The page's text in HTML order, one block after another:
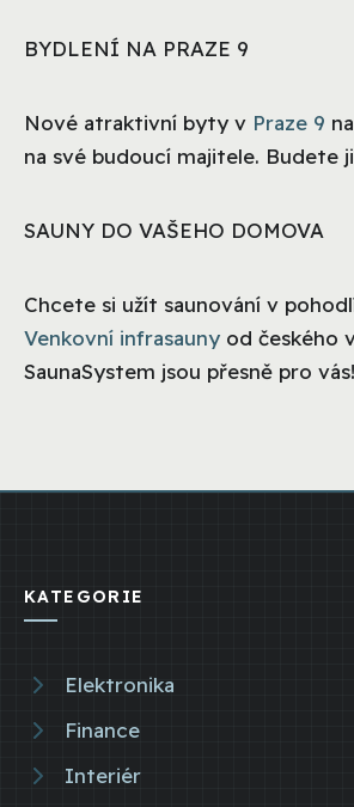
BYDLENÍ NA PRAZE 9
Nové atraktivní byty v Praze 9
na své budoucí majitele. Budete
SAUNY DO VAŠEHO DOMOVA
Chcete si užít saunování v
Venkovní infrasauny od českého
SaunaSystem jsou přesně pro vás!
KATEGORIE
Elektronika
Finance
Interiér